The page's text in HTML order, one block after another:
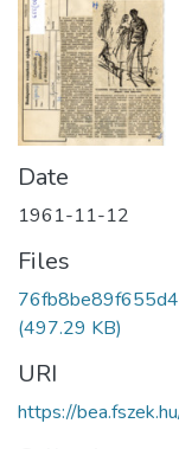
Date
1961-11-12
Files
(497.29 KB)
URI
https://